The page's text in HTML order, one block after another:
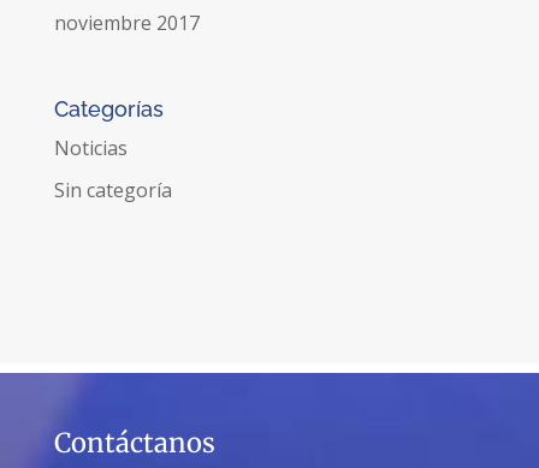
noviembre 2017
Categorías
Noticias
Sin categoría
Contáctanos